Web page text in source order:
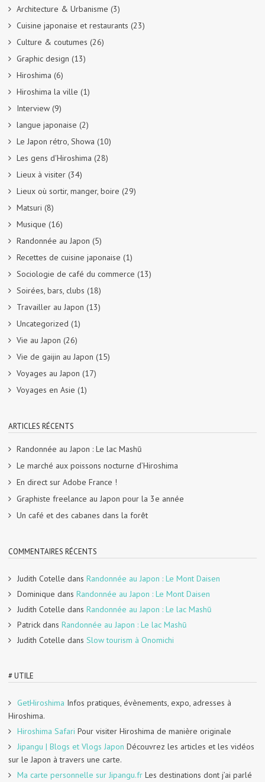
Architecture & Urbanisme (3)
Cuisine japonaise et restaurants (23)
Culture & coutumes (26)
Graphic design (13)
Hiroshima (6)
Hiroshima la ville (1)
Interview (9)
langue japonaise (2)
Le Japon rétro, Showa (10)
Les gens d'Hiroshima (28)
Lieux à visiter (34)
Lieux où sortir, manger, boire (29)
Matsuri (8)
Musique (16)
Randonnée au Japon (5)
Recettes de cuisine japonaise (1)
Sociologie de café du commerce (13)
Soirées, bars, clubs (18)
Travailler au Japon (13)
Uncategorized (1)
Vie au Japon (26)
Vie de gaijin au Japon (15)
Voyages au Japon (17)
Voyages en Asie (1)
ARTICLES RÉCENTS
Randonnée au Japon : Le lac Mashū
Le marché aux poissons nocturne d’Hiroshima
En direct sur Adobe France !
Graphiste freelance au Japon pour la 3e année
Un café et des cabanes dans la forêt
COMMENTAIRES RÉCENTS
Judith Cotelle dans Randonnée au Japon : Le Mont Daisen
Dominique dans Randonnée au Japon : Le Mont Daisen
Judith Cotelle dans Randonnée au Japon : Le lac Mashū
Patrick dans Randonnée au Japon : Le lac Mashū
Judith Cotelle dans Slow tourism à Onomichi
# UTILE
GetHiroshima Infos pratiques, évènements, expo, adresses à
Hiroshima.
Hiroshima Safari Pour visiter Hiroshima de manière originale
Jipangu | Blogs et Vlogs Japon Découvrez les articles et les vidéos
sur le Japon à travers une carte.
Ma carte personnelle sur Jipangu.fr Les destinations dont j’ai parlé